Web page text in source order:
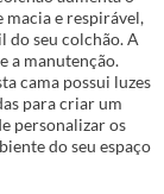
e respirável,
do seu colchão. A
a manutenção.
cama possui luzes
para criar um
personalizar os
do seu espaço